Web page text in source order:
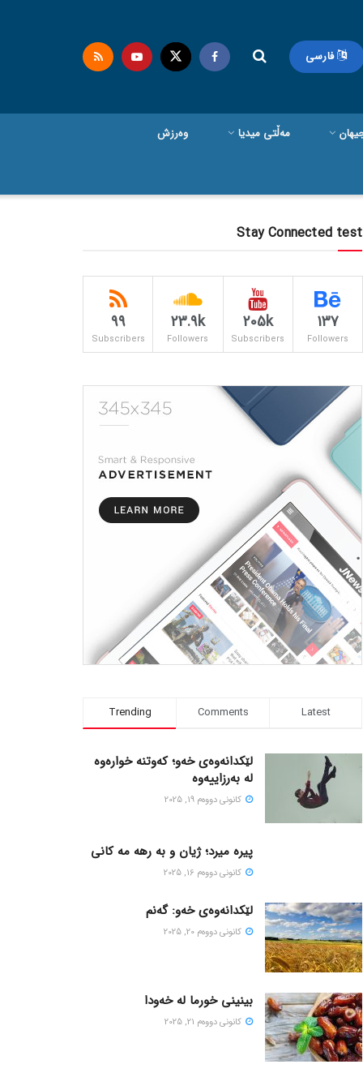
فارسی
مەڵتی میدیا وەرزش
Stay Connected test
137
Followers
205k
Subscribers
23.9k
Followers
99
Subscribers
Trending Comments Latest
لێکدانەوەی خەو؛ کەوتنە خوارەوە
لە بەرزاییەوە
كانونی دووه‌م 19, 2025
پیره میرد؛ ژیان و به رهه مه کانی
كانونی دووه‌م 16, 2025
لێکدانەوەی خەو: گەنم
كانونی دووه‌م 20, 2025
بینینی خورما لە خەودا
كانونی دووه‌م 21, 2025